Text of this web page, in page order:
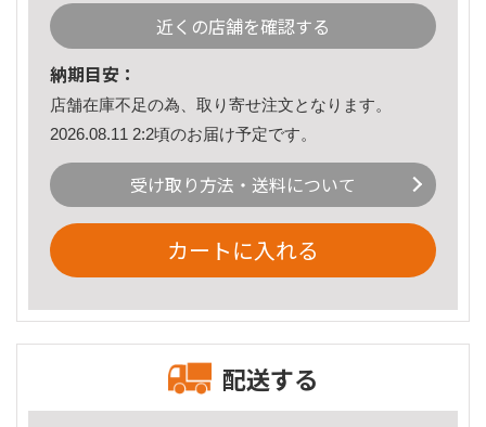
近くの店舗を確認する
納期目安：
店舗在庫不足の為、取り寄せ注文となります。
2026.08.11 2:2頃のお届け予定です。
受け取り方法・送料について
カートに入れる
配送する